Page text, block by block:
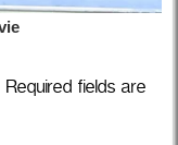
Required fields are